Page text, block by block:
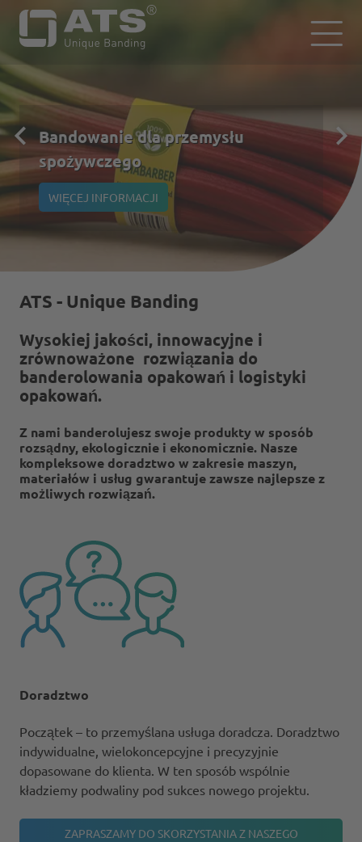
Bandowanie dla przemysłu
spożywczego
WIĘCEJ INFORMACJI
ATS - Unique Banding
Wysokiej jakości, innowacyjne i
zrównoważone rozwiązania do
banderolowania opakowań i logistyki
opakowań.
Z nami banderolujesz swoje produkty w sposób
rozsądny, ekologicznie i ekonomicznie. Nasze
kompleksowe doradztwo w zakresie maszyn,
materiałów i usług gwarantuje zawsze najlepsze z
możliwych rozwiązań.
Doradztwo
Początek – to przemyślana usługa doradcza. Doradztwo
indywidualne, wielokoncepcyjne i precyzyjnie
dopasowane do klienta. W ten sposób wspólnie
kładziemy podwaliny pod sukces nowego projektu.
ZAPRASZAMY DO SKORZYSTANIA Z NASZEGO